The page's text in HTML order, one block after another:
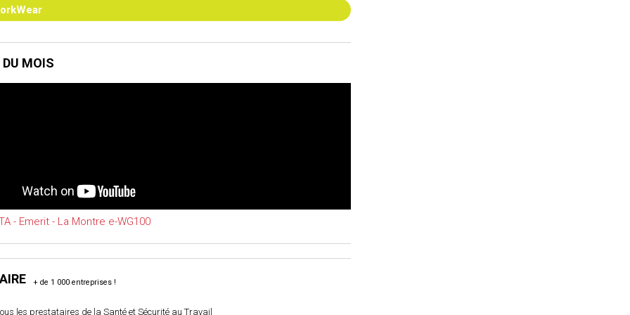
DU MOIS
- Emerit - La Montre e-WG100
les prestataires de la Santé et Sécurité au Travail